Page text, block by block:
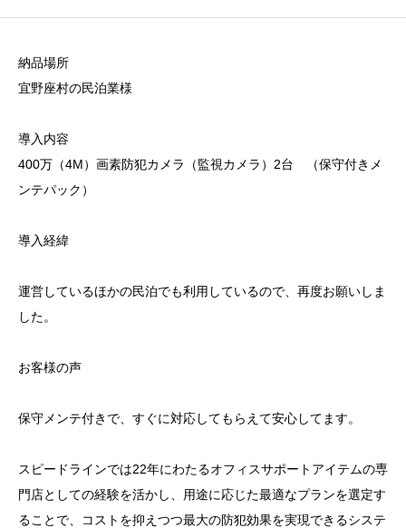
納品場所
宜野座村の民泊業様
導入内容
400万（4M）画素防犯カメラ（監視カメラ）2台 （保守付きメ
ンテパック）
導入経緯
運営しているほかの民泊でも利用しているので、再度お願いしま
した。
お客様の声
保守メンテ付きで、すぐに対応してもらえて安心してます。
スピードラインでは22年にわたるオフィスサポートアイテムの専
門店としての経験を活かし、用途に応じた最適なプランを選定す
ることで、コストを抑えつつ最大の防犯効果を実現できるシステ